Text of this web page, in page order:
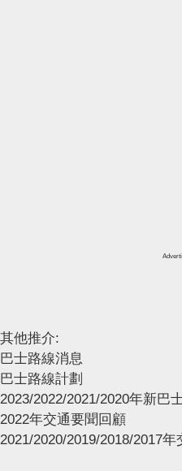
其他推介:
巴士路線消息
巴士路線計劃
2023/2022/2021/2020年新巴
2022年交通要聞回顧
2021/2020/2019/2018/2017